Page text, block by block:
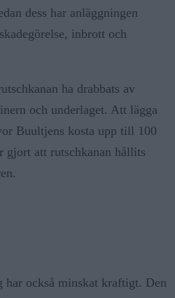
dess har anläggningen
inbrott och
ha drabbats av
och underlaget. Att lägga
Buultjens kosta upp till 100
gjort att rutschkanan hållits
har också minskat kraftigt. Den